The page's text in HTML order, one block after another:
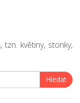
květiny, stonky,
Hledat